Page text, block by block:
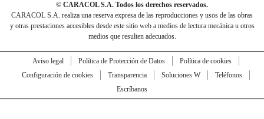
© CARACOL S.A. Todos los derechos reservados.
CARACOL S.A. realiza una reserva expresa de las reproducciones y usos de las obras
y otras prestaciones accesibles desde este sitio web a medios de lectura mecánica u otros
medios que resulten adecuados.
Aviso legal Política de Protección de Datos
Política de cookies
Configuración de cookies
Transparencia Soluciones W
Teléfonos
Escríbanos